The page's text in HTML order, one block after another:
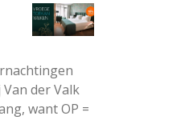
der Valk
want OP =